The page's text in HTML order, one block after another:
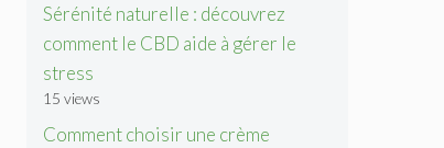
Sérénité naturelle : découvrez
comment le CBD aide à gérer le
stress
15 views
Comment choisir une crème